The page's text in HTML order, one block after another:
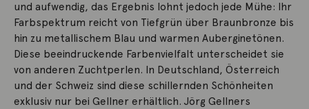
und aufwendig, das Ergebnis lohnt jedoch jede Mühe: Ihr
Farbspektrum reicht von Tiefgrün über Braunbronze bis
hin zu metallischem Blau und warmen Auberginetönen.
Diese beeindruckende Farbenvielfalt unterscheidet sie
von anderen Zuchtperlen. In Deutschland, Österreich
und der Schweiz sind diese schillernden Schönheiten
exklusiv nur bei Gellner erhältlich. Jörg Gellners